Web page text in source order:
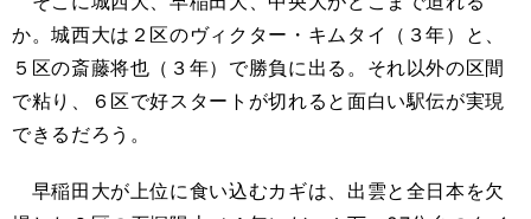
か。城西大は２区のヴィクター・キムタイ（３年）と、
５区の斎藤将也（３年）で勝負に出る。それ以外の区間
で粘り、６区で好スタートが切れると面白い駅伝が実現
できるだろう。
早稲田大が上位に食い込むカギは、出雲と全日本を欠